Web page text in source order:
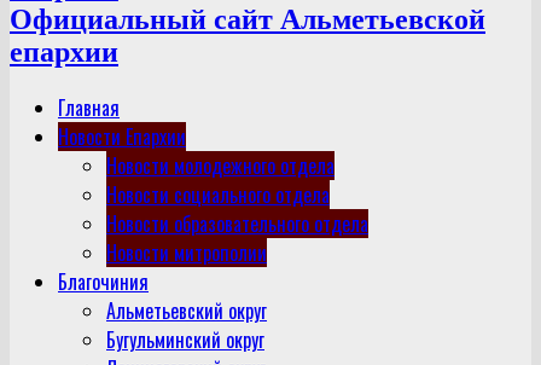
Официальный сайт Альметьевской
епархии
Главная
Новости Епархии
Новости молодежного отдела
Новости социального отдела
Новости образовательного отдела
Новости митрополии
Благочиния
Альметьевский округ
Бугульминский округ